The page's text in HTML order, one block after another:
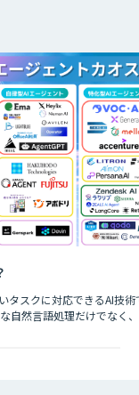
タスクに対応できるAI技術
自然言語処理だけでなく
りも一歩進んだ技術を持つ